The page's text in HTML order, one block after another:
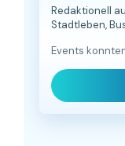
Redaktionell
Stadtleben,
Events